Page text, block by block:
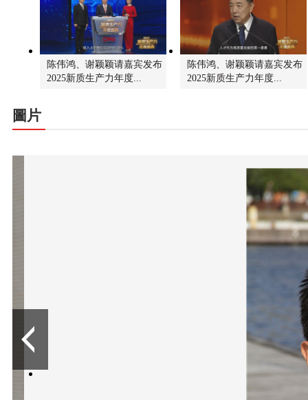
陈伟鸿、谢颖颖请嘉宾发布
2025新质生产力年度...
陈伟鸿、谢颖颖请嘉宾发布
2025新质生产力年度...
圖片